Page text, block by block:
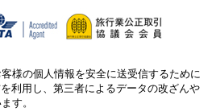
様の個人情報を安全に送受信するために
利用し、第三者によるデータの改ざんや
す。